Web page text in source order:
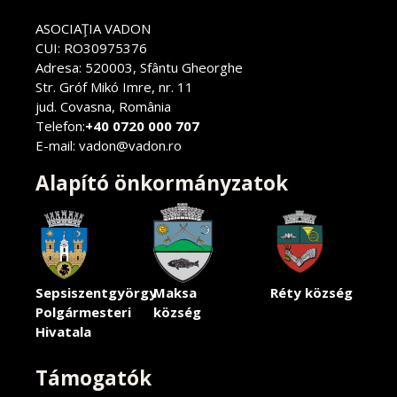
ASOCIAŢIA VADON
CUI: RO30975376
Adresa: 520003, Sfântu Gheorghe
Str. Gróf Mikó Imre, nr. 11
jud. Covasna, România
Telefon:+40 0720 000 707
E-mail: vadon@vadon.ro
Alapító önkormányzatok
Sepsiszentgyörgy
Polgármesteri
Hivatala
Maksa
község
Réty község
Támogatók